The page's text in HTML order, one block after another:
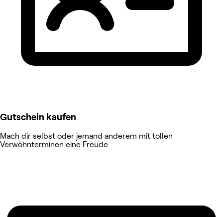
Gutschein kaufen
Mach dir selbst oder jemand anderem mit tollen
Verwöhnterminen eine Freude